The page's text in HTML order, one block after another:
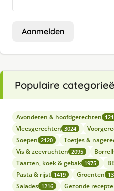
Aanmelden
Populaire
Avondeten & hoofdgerechten
Vleesgerechten 3024
Soepen 2120 Toetjes &
Vis & zeevruchten 2095
Taarten, koek & gebak 1975
Pasta & rijst 1419 Groenten
Salades 1216 Gezonde